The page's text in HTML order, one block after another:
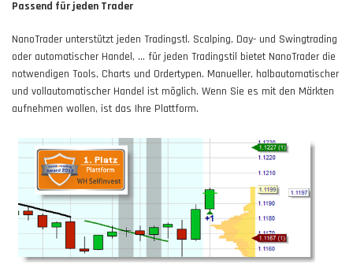
Passend für jeden Trader
NanoTrader unterstützt jeden Tradingstl. Scalping, Day- und Swingtrading
oder automatischer Handel, … für jeden Tradingstil bietet NanoTrader die
notwendigen Tools, Charts und Ordertypen. Manueller, halbautomatischer
und vollautomatischer Handel ist möglich. Wenn Sie es mit den Märkten
aufnehmen wollen, ist das Ihre Plattform.